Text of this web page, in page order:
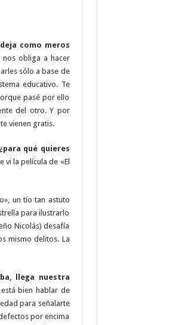
como meros
nos obliga a hacer
sólo a base de
educativo. Te
pasé por ello
del otro. Y por
vienen gratis.
qué quieres
vi la película de «El
un tío tan astuto
para ilustrarlo
Nicolás) desafía
mismo delitos. La
llega nuestra
bien hablar de
para señalarte
por encima